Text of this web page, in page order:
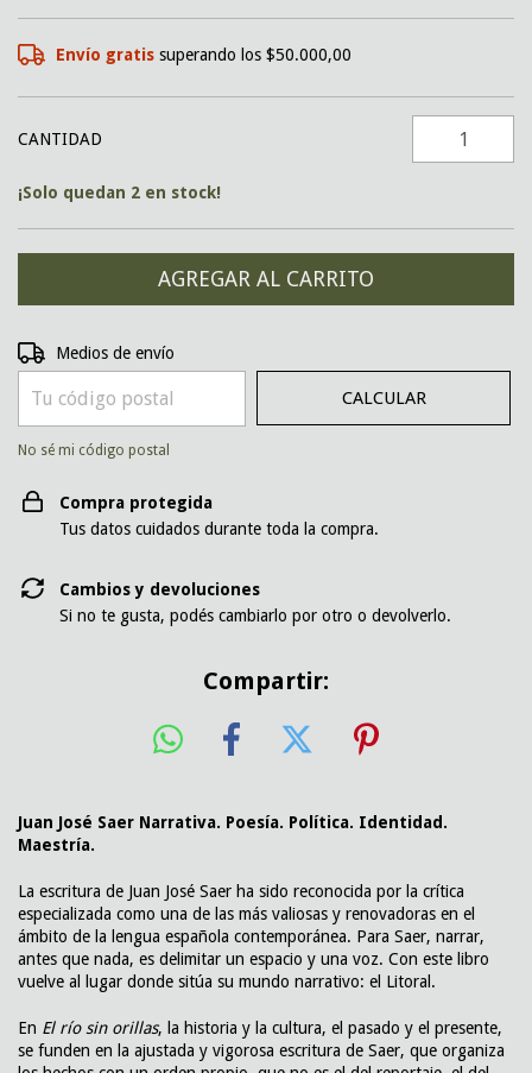
Envío gratis superando los$50.000,00
CANTIDAD
¡Solo quedan 2 en stock!
Entregas para el CP:
Medios de envío
CALCULAR
No sé mi código postal
Compra protegida
Tus datos cuidados durante toda la compra.
Cambios y devoluciones
Si no te gusta, podés cambiarlo por otro o devolverlo.
Compartir:
Juan José Saer Narrativa. Poesía. Política. Identidad.
Maestría.
La escritura de Juan José Saer ha sido reconocida por la crítica
especializada como una de las más valiosas y renovadoras en el
ámbito de la lengua española contemporánea. Para Saer, narrar,
antes que nada, es delimitar un espacio y una voz. Con este libro
vuelve al lugar donde sitúa su mundo narrativo: el Litoral.
En El río sin orillas, la historia y la cultura, el pasado y el presente,
se funden en la ajustada y vigorosa escritura de Saer, que organiza